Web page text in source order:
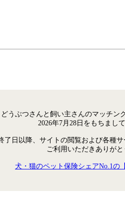
どうぶつさんと飼い主さんのマッチン
2026年7月28日をもちまし
了日以降、サイトの閲覧および各種
ご利用いただきありがと
犬・猫のペット保険シェアNo.1の